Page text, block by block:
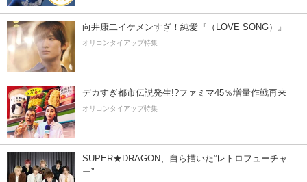
向井康二イケメンすぎ！純愛『（LOVE SONG）』
オリコンタイアップ特集
デカすぎ都市伝説発生!?ファミマ45％増量作戦再来
オリコンタイアップ特集
SUPER★DRAGON、自ら描いた”レトロフューチャ
ー”